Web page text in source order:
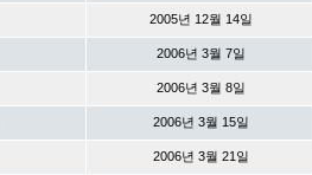
2005년 12월 14일
2006년 3월 7일
2006년 3월 8일
2006년 3월 15일
2006년 3월 21일